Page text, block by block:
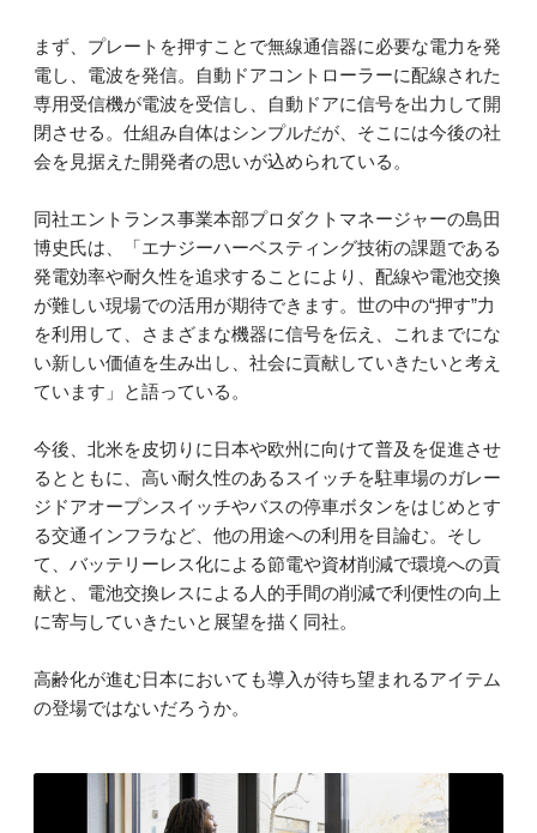
まず、プレートを押すことで無線通信器に必要な電力を発
電し、電波を発信。自動ドアコントローラーに配線された
専用受信機が電波を受信し、自動ドアに信号を出力して開
閉させる。仕組み自体はシンプルだが、そこには今後の社
会を見据えた開発者の思いが込められている。
同社エントランス事業本部プロダクトマネージャーの島田
博史氏は、「エナジーハーベスティング技術の課題である
発電効率や耐久性を追求することにより、配線や電池交換
が難しい現場での活用が期待できます。世の中の“押す”力
を利用して、さまざまな機器に信号を伝え、これまでにな
い新しい価値を生み出し、社会に貢献していきたいと考え
ています」と語っている。
今後、北米を皮切りに日本や欧州に向けて普及を促進させ
るとともに、高い耐久性のあるスイッチを駐車場のガレー
ジドアオープンスイッチやバスの停車ボタンをはじめとす
る交通インフラなど、他の用途への利用を目論む。そし
て、バッテリーレス化による節電や資材削減で環境への貢
献と、電池交換レスによる人的手間の削減で利便性の向上
に寄与していきたいと展望を描く同社。
高齢化が進む日本においても導入が待ち望まれるアイテム
の登場ではないだろうか。